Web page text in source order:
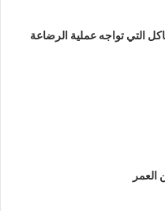
التي تواجه عملية الرضاعة
العمر